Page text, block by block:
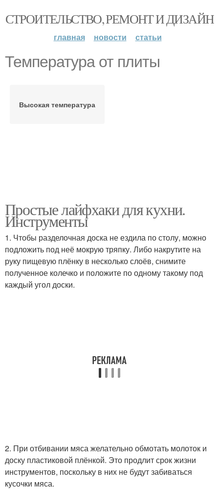
СТРОИТЕЛЬСТВО, РЕМОНТ И ДИЗАЙН
главная новости статьи
Температура от плиты
Высокая температура
Простые лайфхаки для кухни.
Инструменты
1. Чтобы разделочная доска не ездила по столу, можно
подложить под неё мокрую тряпку. Либо накрутите на
руку пищевую плёнку в несколько слоёв, снимите
полученное колечко и положите по одному такому под
каждый угол доски.
2. При отбивании мяса желательно обмотать молоток и
доску пластиковой плёнкой. Это продлит срок жизни
инструментов, поскольку в них не будут забиваться
кусочки мяса.